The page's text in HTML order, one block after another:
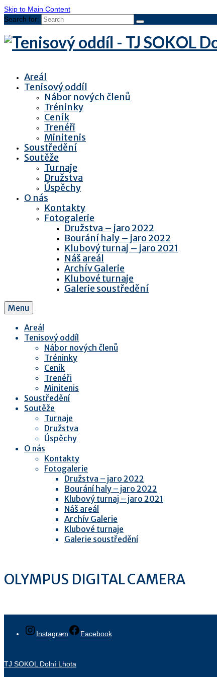
Skip to Main Content
Search for:
Areál
Tenisový oddíl
Nábor nových členů
Tréninky
Ceník
Trenéři
Minitenis
Soustředění
Soutěže
Turnaje
Družstva
Úspěchy
O nás
Kontakty
Fotogalerie
Družstva – jaro 2022
Bourání haly – jaro 2022
Klubový turnaj – jaro 2021
Náš areál
Archív Galerie
Klubové turnaje
Galerie soustředění
Menu
Areál
Tenisový oddíl
Nábor nových členů
Tréninky
Ceník
Trenéři
Minitenis
Soustředění
Soutěže
Turnaje
Družstva
Úspěchy
O nás
Kontakty
Fotogalerie
Družstva – jaro 2022
Bourání haly – jaro 2022
Klubový turnaj – jaro 2021
Náš areál
Archív Galerie
Klubové turnaje
Galerie soustředění
OLYMPUS DIGITAL CAMERA
Instagram Facebook
TJ SOKOL Dolní Lhota